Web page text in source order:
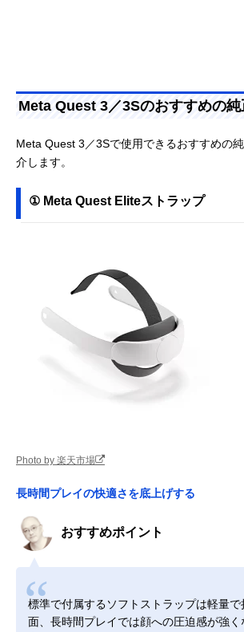
Meta Quest 3／3Sのおすすめの純
Meta Quest 3／3Sで使用できるおすすめの
介します。
① Meta Quest Eliteストラップ
Photo by 楽天市場
長時間プレイの快適さを底上げする
おすすめポイント
標準で付属するソフトストラップは軽量で
面、長時間プレイでは顔への圧迫感が強